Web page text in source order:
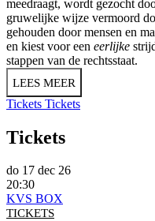
meedraagt, wordt gezocht
gruwelijke wijze vermoord
gehouden door mensen en
en kiest voor een eerlijke
stappen van de rechtsstaat.
LEES MEER
Tickets Tickets
Tickets
do 17 dec 26
20:30
KVS BOX
TICKETS